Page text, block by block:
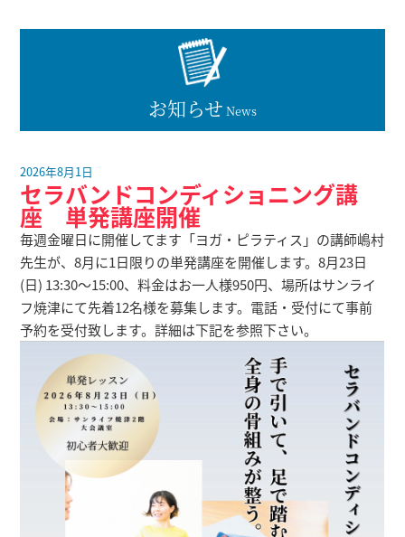
お知らせ News
2026年8月1日
セラバンドコンディショニング講
座 単発講座開催
毎週金曜日に開催してます「ヨガ・ピラティス」の講師嶋村
先生が、8月に1日限りの単発講座を開催します。8月23日
(日) 13:30～15:00、料金はお一人様950円、場所はサンライ
フ焼津にて先着12名様を募集します。電話・受付にて事前
予約を受付致します。詳細は下記を参照下さい。